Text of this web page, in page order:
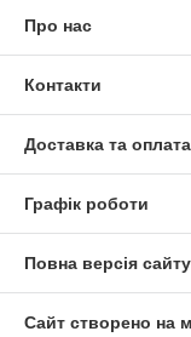
Про нас
Контакти
Доставка та оплата
Графік роботи
Повна версія сайту
Сайт створено на